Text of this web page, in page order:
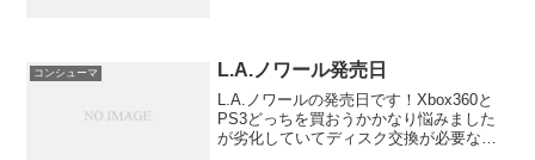
ったことがな...
コンシューマ L.A.ノワール発売日
L.A.ノワールの発売日です！Xbox360と
PS3どっちを買おうかかなり悩みました
が劣化していてディスク交換が必要な